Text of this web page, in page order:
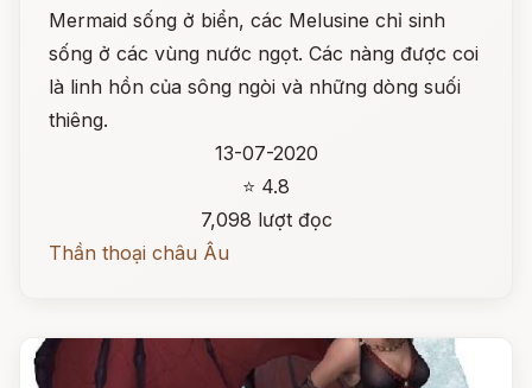
Mermaid sống ở biển, các Melusine chỉ sinh
sống ở các vùng nước ngọt. Các nàng được coi
là linh hồn của sông ngòi và những dòng suối
thiêng.
13-07-2020
⭐ 4.8
7,098 lượt đọc
Thần thoại châu Âu